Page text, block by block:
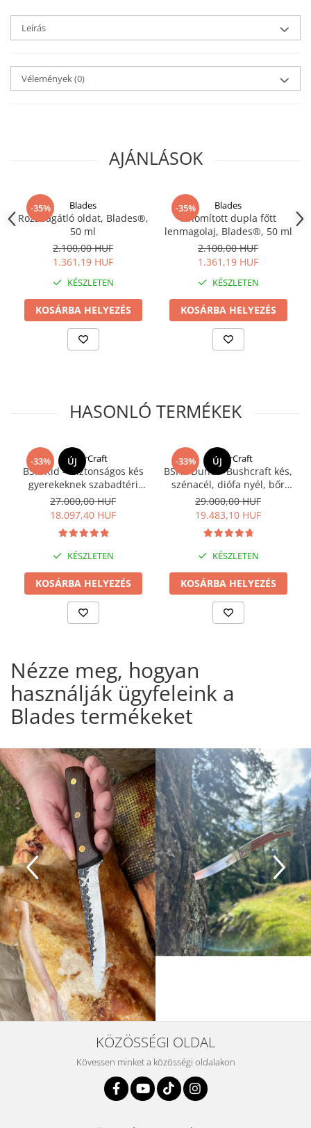
Leírás
Vélemények(0)
AJÁNLÁSOK
-35% Blades
Rozsdagátló oldat, Blades®,
50 ml
2.100,00 HUF
1.361,19 HUF
KÉSZLETEN
KOSÁRBA HELYEZÉS
-35% Blades
Finomított dupla főtt
lenmagolaj, Blades®, 50 ml
2.100,00 HUF
1.361,19 HUF
KÉSZLETEN
KOSÁRBA HELYEZÉS
HASONLÓ TERMÉKEK
-33% ÚJ
BeaverCraft
BSH Kid – Biztonságos kés
gyerekeknek szabadtéri
tevékenységekhez, 18 cm
27.000,00 HUF
18.097,40 HUF
KÉSZLETEN
KOSÁRBA HELYEZÉS
-33% ÚJ
BeaverCraft
BSH1 Dune – Bushcraft kés,
szénacél, diófa nyél, bőr
hüvely, 27 cm
29.000,00 HUF
19.483,10 HUF
KÉSZLETEN
KOSÁRBA HELYEZÉS
Nézze meg, hogyan
használják ügyfeleink a
Blades termékeket
KÖZÖSSÉGI OLDAL
Kövessen minket a közösségi oldalakon